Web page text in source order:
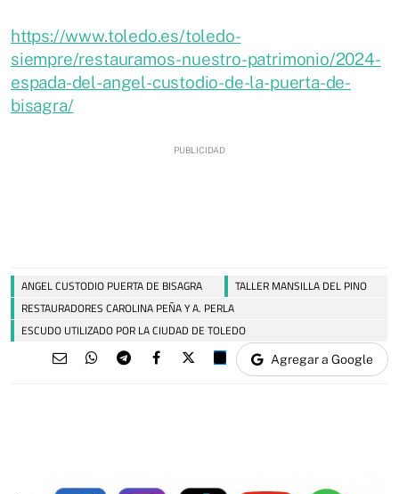
https://www.toledo.es/toledo-
siempre/restauramos-nuestro-patrimonio/2024-
espada-del-angel-custodio-de-la-puerta-de-
bisagra/
ANGEL CUSTODIO PUERTA DE BISAGRA
TALLER MANSILLA DEL PINO
RESTAURADORES CAROLINA PEÑA Y A. PERLA
ESCUDO UTILIZADO POR LA CIUDAD DE TOLEDO
Agregar a Google